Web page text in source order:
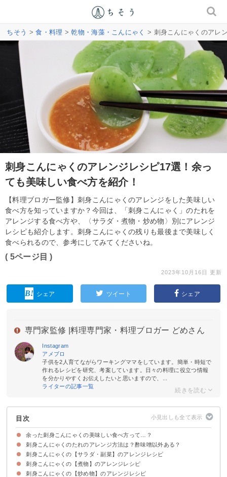
ちそう >食・料理 >乾物・海藻・こんにゃく > 刺身こんにゃくのアレ
刺身こんにゃくのアレンジレシピ17選！余っ
ても美味しい食べ方を紹介！
【料理ブロガー監修】刺身こんにゃくのアレンジをした美味しい
食べ方を知っていますか？今回は、「刺身こんにゃく」のたれを
アレンジする食べ方や、〈サラダ・煮物・炒め物〉別にアレンジ
レシピも紹介します。刺身こんにゃくの残りも最後まで美味しく
食べられるので、参考にしてみてくださいね。
( 5ページ目 )
2023年10月16日 更新
シェア ツイート シェア
専門家監修 | 料理専門家・料理ブロガー どめさん
Instagram
アメブロ
子供を2人育てながらワーキングママをしています。簡単・時短で
作れるレシピを研究、考案しています。日々の料理に役立つ情報
を分かりやすくお伝えしたいと思いますので、...
ライターの記事一覧
目次
余った刺身こんにゃくの美味しい食べ方って…？
刺身こんにゃくのたれのアレンジ方法は？酢味噌以外ある？
①ごま油＋塩
②醤油＋ねぎ＋鰹節
③醤油＋ごま＋からし＋ゆずの皮
刺身こんにゃくの【サラダ・副菜】のアレンジレシピ
①刺身こんにゃくのアレンジサラダ
②刺身こんにゃくとわかめのナムル
③刺身こんにゃくのフルーツサラダ
④刺身こんにゃくの生ハム巻き
⑤刺身こんにゃくのカプレーゼ
⑥お刺身梅こんにゃくのカルパッチョ
刺身こんにゃくの【煮物】のアレンジレシピ
①刺身こんにゃくの卵とじ
②刺身こんにゃくの酢味噌煮
③刺身こんにゃくとエリンギの煮物
刺身こんにゃくの【炒め物】のアレンジレシピ